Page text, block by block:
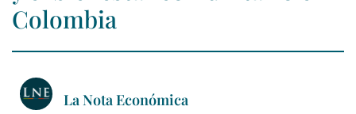
Colombia
La Nota Económica